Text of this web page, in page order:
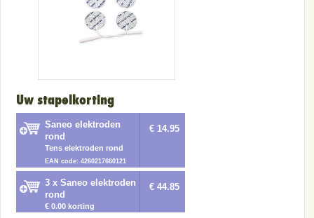
Uw stapelkorting
Saneo elektroden
rond
Tens elektroden rond
EAN code: 4260217660121
€ 14.95
3 x Saneo elektroden
rond
€ 0.00 korting
€ 44.85